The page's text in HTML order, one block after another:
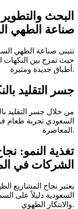
البحث
صناعة الطهي
تتبنى صناعة الطهي
حيث تمزج بين النكهات
أطباق جديدة ومثيرة.
جسر التقليد
من خلال جسر التقليد
السعودي تجربة طعام
المعاصرة.
تغذية النمو:
الشركات في
يعتبر نجاح المشاريع
السعودية دليلاً على
والابتكار الطهوي.